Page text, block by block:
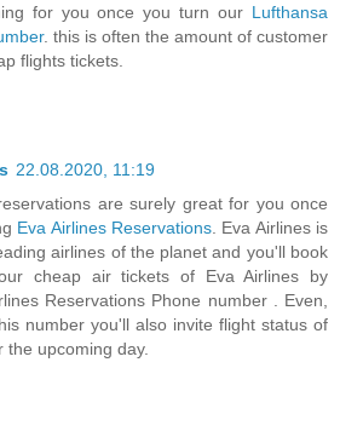
for you once you turn our Lufthansa
. this is often the amount of customer
flights tickets.
22.08.2020, 11:19
are surely great for you once
Eva Airlines Reservations. Eva Airlines is
airlines of the planet and you'll book
cheap air tickets of Eva Airlines by
Reservations Phone number . Even,
number you'll also invite flight status of
the upcoming day.